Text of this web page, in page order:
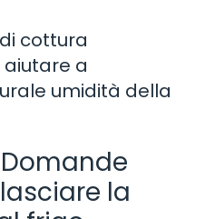
cottura
a
umidità della
la